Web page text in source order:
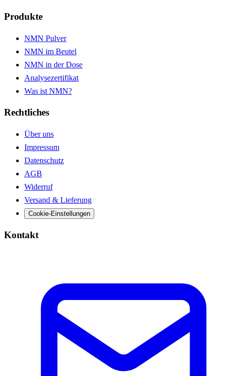
Produkte
NMN Pulver
NMN im Beutel
NMN in der Dose
Analysezertifikat
Was ist NMN?
Rechtliches
Über uns
Impressum
Datenschutz
AGB
Widerruf
Versand & Lieferung
Cookie-Einstellungen
Kontakt